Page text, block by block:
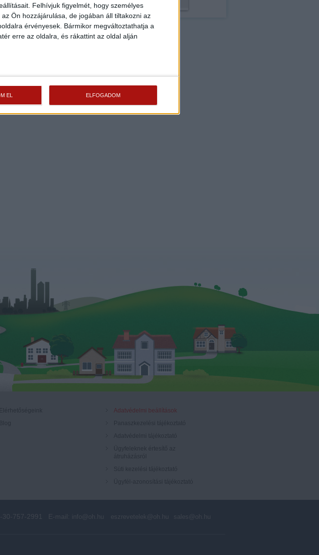
Felhívjuk figyelmét, hogy személyes
Ön hozzájárulása, de jogában áll tiltakozni az
érvényesek. Bármikor megváltoztathatja a
erre az oldalra, és rákattint az oldal alján
EL ELFOGADOM
Adatvédelmi beállítások
757-2991 E-mail: info@oh.hu eszrevetelek@oh.hu sales@oh.hu